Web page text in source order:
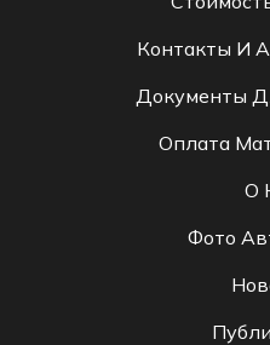
Контакты И
Документы
Оплата
О
Фото